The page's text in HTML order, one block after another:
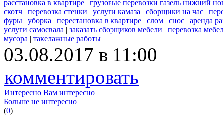
расстановка в квартире | грузовые перевозки газель нижний
скотч | перевозка стенки | услуги камаза | сборщики на час |
фуры | уборка | перестановка в квартире | слом | снос | аренда
услуги самосвала | заказать сборщиков мебели | перевозка
мусора | такелажные работы
03.08.2017 в 11:00
комментировать
Интересно Вам интересно
Больше не интересно
(0)